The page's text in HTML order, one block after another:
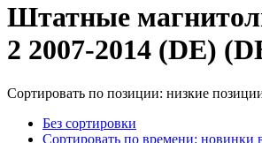
Штатные
2 2007-2014 (DE)
Сортировать по позиции: низкие
Без сортировки
Сортировать по времени: новинки